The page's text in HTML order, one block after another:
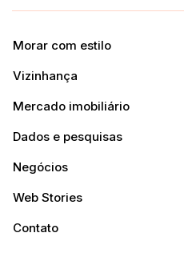
Morar com estilo
Vizinhança
Mercado imobiliário
Dados e pesquisas
Negócios
Web Stories
Contato